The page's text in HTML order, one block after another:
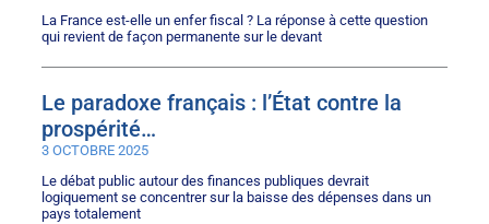
La France est-elle un enfer fiscal ? La réponse à cette question
qui revient de façon permanente sur le devant
Le paradoxe français : l’État contre la
prospérité…
3 OCTOBRE 2025
Le débat public autour des finances publiques devrait
logiquement se concentrer sur la baisse des dépenses dans un
pays totalement